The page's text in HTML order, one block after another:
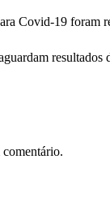
Covid-19 foram
resultados